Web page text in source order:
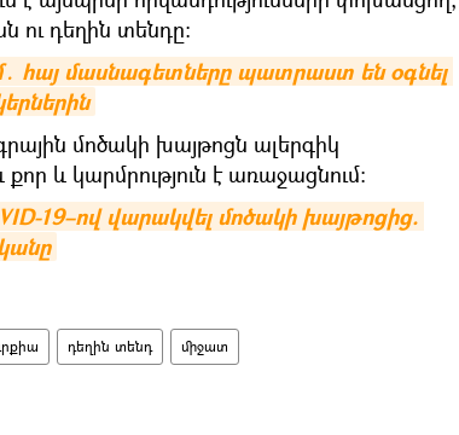
ու դեղին տենդը։
հայ մասնագետները պատրաստ են օգնել
մոծակի խայթոցն ալերգիկ
և կարմրություն է առաջացնում։
19–ով վարակվել մոծակի խայթոցից.
դեղին տենդ միջատ